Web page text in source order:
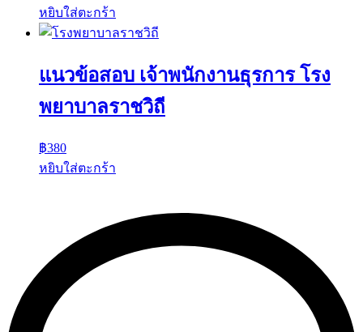
หยิบใส่ตะกร้า
แนวข้อสอบ เจ้าพนักงานธุรการ โรง
พยาบาลราชวิถี
฿380
หยิบใส่ตะกร้า